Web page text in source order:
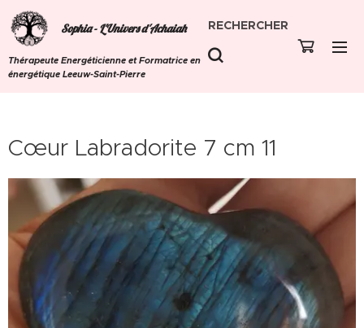
Sophia - L'Univers d'Achaiah
Thérapeute Energéticienne et Formatrice en
énergétique Leeuw-Saint-Pierre
RECHERCHER
Cœur Labradorite 7 cm 11